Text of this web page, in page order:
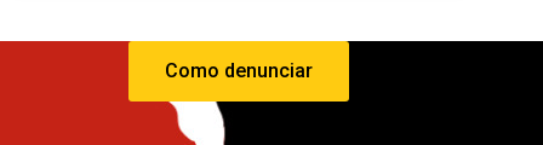
Como denunciar